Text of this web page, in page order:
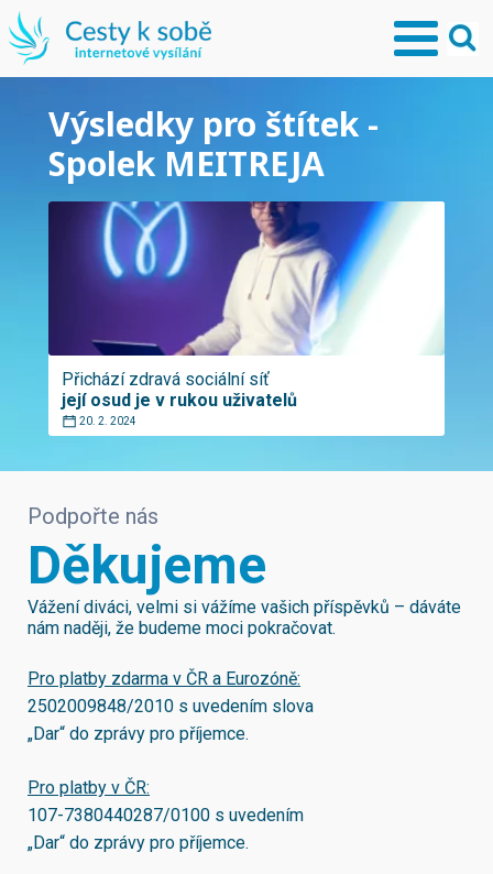
Výsledky pro štítek -
Spolek MEITREJA
Přichází zdravá sociální síť
její osud je v rukou uživatelů
20. 2. 2024
Podpořte nás
Děkujeme
Vážení diváci, velmi si vážíme vašich příspěvků – dáváte
nám naději, že budeme moci pokračovat.
Pro platby zdarma v ČR a Eurozóně:
2502009848/2010 s uvedením slova
„Dar“ do zprávy pro příjemce.
Pro platby v ČR:
107-7380440287/0100 s uvedením
„Dar“ do zprávy pro příjemce.